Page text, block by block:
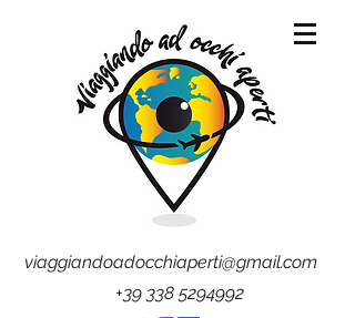
viaggiandoadocchiaperti@gmail.com
+39 338 5294992